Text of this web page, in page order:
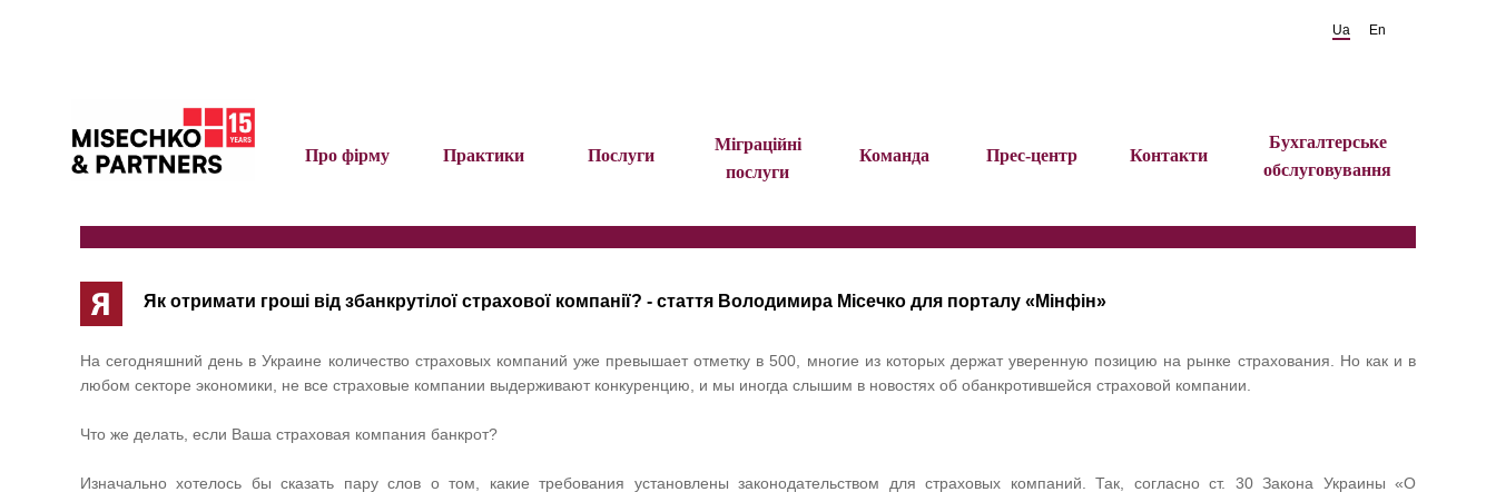
Ua En
Про фірму Практики Послуги
Міграційні
послуги
Команда Прес-центр Контакти
Бухгалтерське
обслуговування
Я Як отримати гроші від збанкрутілої страхової компанії? - стаття Володимира Місечко для порталу «Мінфін»
На сегодняшний день в Украине количество страховых компаний уже превышает отметку в 500, многие из которых держат уверенную позицию на рынке страхования. Но как и в
любом секторе экономики, не все страховые компании выдерживают конкуренцию, и мы иногда слышим в новостях об обанкротившейся страховой компании.
Что же делать, если Ваша страховая компания банкрот?
Изначально хотелось бы сказать пару слов о том, какие требования установлены законодательством для страховых компаний. Так, согласно ст. 30 Закона Украины «О